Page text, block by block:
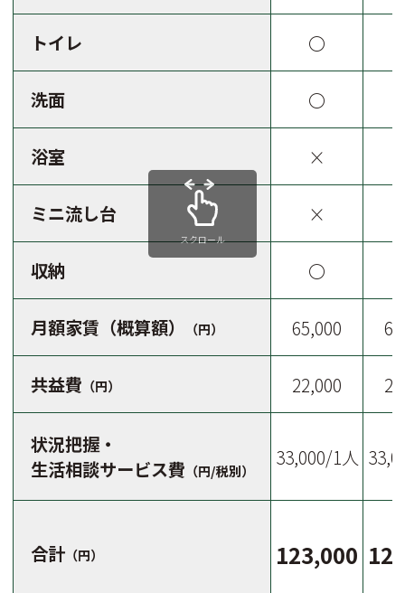
トイレ 〇
洗面 〇
浴室 ×
ミニ流し台 ×
収納 〇
月額家賃（概算額） （円） 65,000
共益費 （円） 22,000
状況把握・
生活相談サービス費 （円/税別）
33,000/1人
合計 （円） 123,000
スクロール